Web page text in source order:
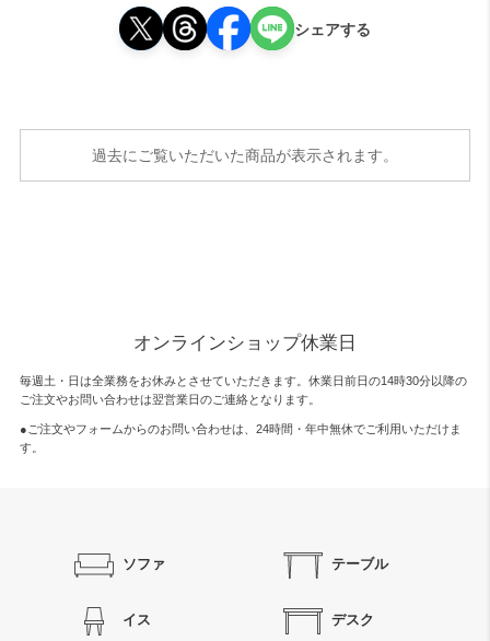
シェアする
過去にご覧いただいた商品が表示されます。
オンラインショップ休業日
毎週土・日は全業務をお休みとさせていただきます。休業日前日の14時30分以降の
ご注文やお問い合わせは翌営業日のご連絡となります。
●ご注文やフォームからのお問い合わせは、 24時間・年中無休でご利用いただけま
す。
ソファ テーブル
イス デスク